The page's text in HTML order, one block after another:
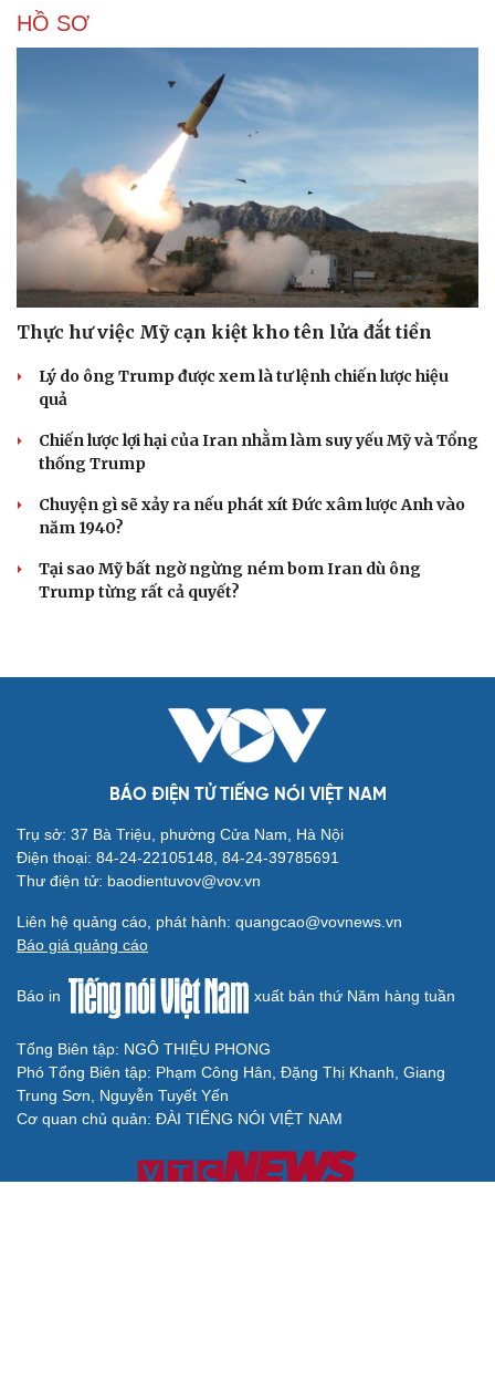
HỒ SƠ
Thực hư việc Mỹ cạn kiệt kho tên lửa đắt tiền
Lý do ông Trump được xem là tư lệnh chiến lược hiệu
quả
Chiến lược lợi hại của Iran nhằm làm suy yếu Mỹ và Tổng
thống Trump
Chuyện gì sẽ xảy ra nếu phát xít Đức xâm lược Anh vào
năm 1940?
Tại sao Mỹ bất ngờ ngừng ném bom Iran dù ông
Trump từng rất cả quyết?
BÁO ĐIỆN TỬ TIẾNG NÓI VIỆT NAM
Trụ sở: 37 Bà Triệu, phường Cửa Nam, Hà Nội
Điện thoại: 84-24-22105148, 84-24-39785691
Thư điện tử: baodientuvov@vov.vn
Liên hệ quảng cáo, phát hành: quangcao@vovnews.vn
Báo giá quảng cáo
Báo in xuất bản thứ Năm hàng tuần
Tổng Biên tập: NGÔ THIỆU PHONG
Phó Tổng Biên tập: Phạm Công Hân, Đặng Thị Khanh, Giang
Trung Sơn, Nguyễn Tuyết Yến
Cơ quan chủ quản: ĐÀI TIẾNG NÓI VIỆT NAM